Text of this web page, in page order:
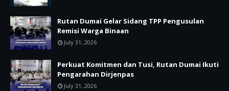
Rutan Dumai Gelar Sidang TPP Pengusulan
Remisi Warga Binaan
July 31, 2026
Perkuat Komitmen dan Tusi, Rutan Dumai Ikuti
Pengarahan Dirjenpas
July 31, 2026